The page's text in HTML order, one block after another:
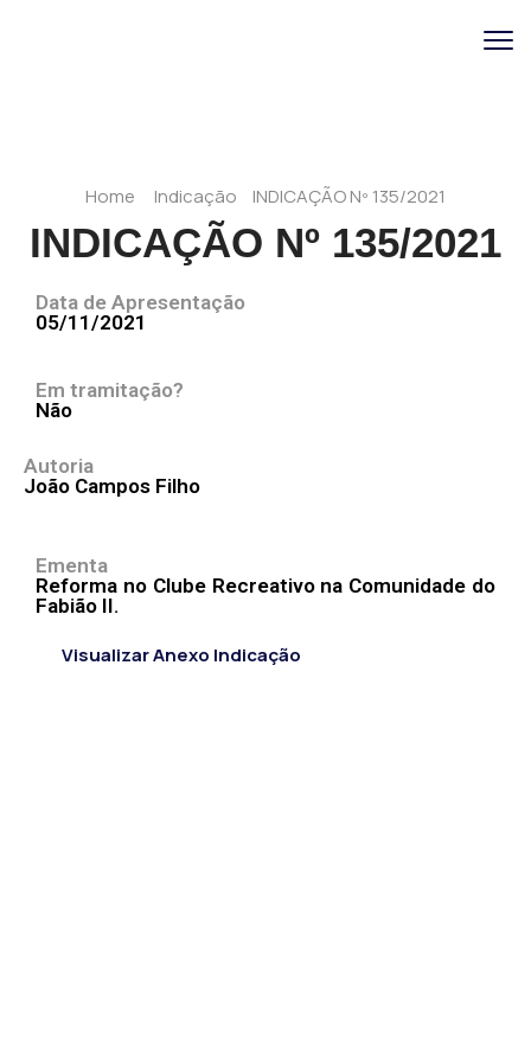
Home Indicação INDICAÇÃO Nº 135/2021
INDICAÇÃO Nº 135/2021
Data de Apresentação
05/11/2021
Em tramitação?
Não
Autoria
João Campos Filho
Ementa
Reforma no Clube Recreativo na Comunidade do
Fabião II.
Visualizar Anexo Indicação